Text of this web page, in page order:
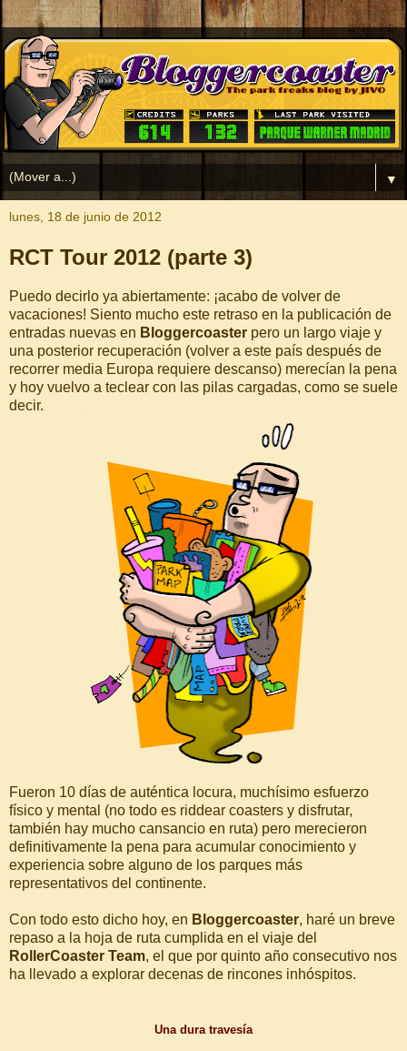
▼
lunes, 18 de junio de 2012
RCT Tour 2012 (parte 3)
Puedo decirlo ya abiertamente: ¡acabo de volver de
vacaciones! Siento mucho este retraso en la publicación de
entradas nuevas en Bloggercoaster pero un largo viaje y
una posterior recuperación (volver a este país después de
recorrer media Europa requiere descanso) merecían la pena
y hoy vuelvo a teclear con las pilas cargadas, como se suele
decir.
Fueron 10 días de auténtica locura, muchísimo esfuerzo
físico y mental (no todo es riddear coasters y disfrutar,
también hay mucho cansancio en ruta) pero merecieron
definitivamente la pena para acumular conocimiento y
experiencia sobre alguno de los parques más
representativos del continente.
Con todo esto dicho hoy, en Bloggercoaster, haré un breve
repaso a la hoja de ruta cumplida en el viaje del
RollerCoaster Team, el que por quinto año consecutivo nos
ha llevado a explorar decenas de rincones inhóspitos.
Una dura travesía